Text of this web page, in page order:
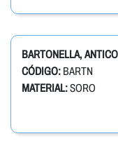
BARTONELLA,
CÓDIGO: BARTN
MATERIAL:SORO